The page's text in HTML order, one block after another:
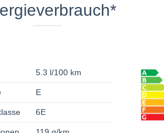
5.3 l/100 km
E
6E